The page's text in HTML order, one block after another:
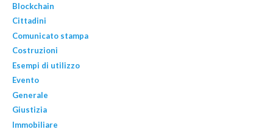
Blockchain
Cittadini
Comunicato stampa
Costruzioni
Esempi di utilizzo
Evento
Generale
Giustizia
Immobiliare